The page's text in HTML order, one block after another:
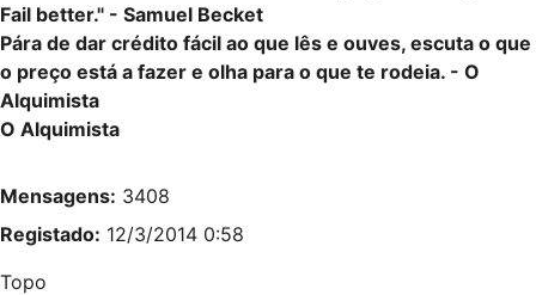
Fail better." - Samuel Becket
Pára de dar crédito fácil ao que lês e ouves, escuta o que
o preço está a fazer e olha para o que te rodeia. - O
Alquimista
O Alquimista
Mensagens: 3408
Registado: 12/3/2014 0:58
Topo